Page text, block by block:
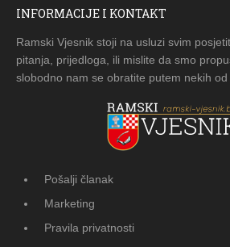
INFORMACIJE I KONTAKT
Ramski Vjesnik stoji na usluzi svim
pitanja, prijedloga, ili mislite da smo
slobodno nam se obratite putem nekih
Pošalji članak
Marketing
Pravila privatnosti